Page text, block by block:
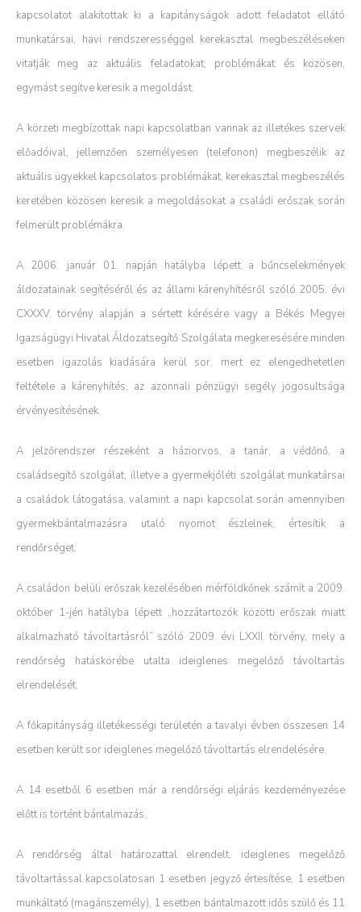
kapcsolatot alakítottak ki a kapitányságok adott feladatot ellátó
munkatársai, havi rendszerességgel kerekasztal megbeszéléseken
vitatják meg az aktuális feladatokat, problémákat és közösen,
egymást segítve keresik a megoldást.
A körzeti megbízottak napi kapcsolatban vannak az illetékes szervek
előadóival, jellemzően személyesen (telefonon) megbeszélik az
aktuális ügyekkel kapcsolatos problémákat, kerekasztal megbeszélés
keretében közösen keresik a megoldásokat a családi erőszak során
felmerült problémákra.
A 2006. január 01. napján hatályba lépett a bűncselekmények
áldozatainak segítéséről és az állami kárenyhítésről szóló 2005. évi
CXXXV. törvény alapján a sértett kérésére vagy a Békés Megyei
Igazságügyi Hivatal Áldozatsegítő Szolgálata megkeresésére minden
esetben igazolás kiadására kerül sor, mert ez elengedhetetlen
feltétele a kárenyhítés, az azonnali pénzügyi segély jogosultsága
érvényesítésének.
A jelzőrendszer részeként a háziorvos, a tanár, a védőnő, a
családsegítő szolgálat, illetve a gyermekjóléti szolgálat munkatársai
a családok látogatása, valamint a napi kapcsolat során amennyiben
gyermekbántalmazásra utaló nyomot észlelnek, értesítik a
rendőrséget.
A családon belüli erőszak kezelésében mérföldkőnek számít a 2009.
október 1-jén hatályba lépett „hozzátartozók közötti erőszak miatt
alkalmazható távoltartásról” szóló 2009. évi LXXII. törvény, mely a
rendőrség hatáskörébe utalta ideiglenes megelőző távoltartás
elrendelését.
A főkapitányság illetékességi területén a tavalyi évben összesen 14
esetben került sor ideiglenes megelőző távoltartás elrendelésére.
A 14 esetből 6 esetben már a rendőrségi eljárás kezdeményezése
előtt is történt bántalmazás.
A rendőrség által határozattal elrendelt, ideiglenes megelőző
távoltartással kapcsolatosan 1 esetben jegyző értesítése, 1 esetben
munkáltató (magánszemély), 1 esetben bántalmazott idős szülő és 11